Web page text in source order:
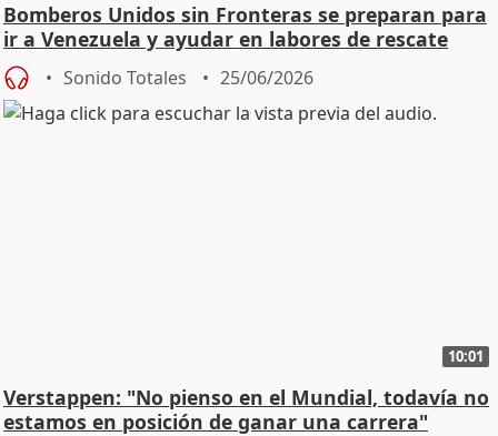
Bomberos Unidos sin Fronteras se preparan para
ir a Venezuela y ayudar en labores de rescate
Sonido Totales 25/06/2026
10:01
Verstappen: "No pienso en el Mundial, todavía no
estamos en posición de ganar una carrera"